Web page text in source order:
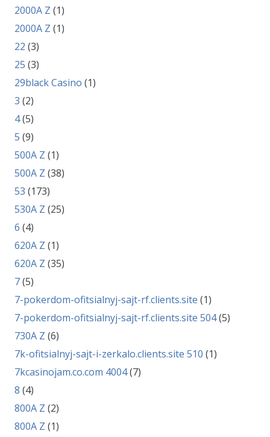
2000A Z (1)
2000A Z (1)
22 (3)
25 (3)
29black Casino (1)
3 (2)
4(5)
5 (9)
500A Z (1)
500A Z (38)
53 (173)
530A Z (25)
6 (4)
620A Z (1)
620A Z (35)
7(5)
7-pokerdom-ofitsialnyj-sajt-rf.clients.site (1)
7-pokerdom-ofitsialnyj-sajt-rf.clients.site 504(5)
730A Z (6)
7k-ofitsialnyj-sajt-i-zerkalo.clients.site 510 (1)
7kcasinojam.co.com 4004(7)
8 (4)
800A Z (2)
800A Z (1)